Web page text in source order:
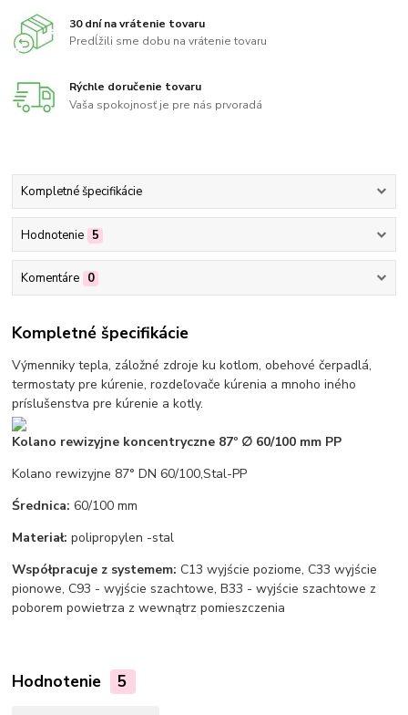
30 dní na vrátenie tovaru
Predĺžili sme dobu na vrátenie tovaru
Rýchle doručenie tovaru
Vaša spokojnosť je pre nás prvoradá
Kompletné špecifikácie
Hodnotenie 5
Komentáre 0
Kompletné špecifikácie
Výmenniky tepla, záložné zdroje ku kotlom, obehové čerpadlá,
termostaty pre kúrenie, rozdeľovače kúrenia a mnoho iného
príslušenstva pre kúrenie a kotly.
Kolano rewizyjne koncentryczne 87º ∅ 60/100 mm PP
Kolano rewizyjne 87° DN 60/100,Stal-PP
Średnica: 60/100 mm
Materiał: polipropylen -stal
Współpracuje z systemem: C13 wyjście poziome, C33 wyjście
pionowe, C93 - wyjście szachtowe, B33 - wyjście szachtowe z
poborem powietrza z wewnątrz pomieszczenia
Hodnotenie 5